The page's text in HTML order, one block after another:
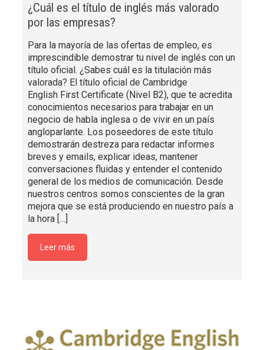
¿Cuál es el título de inglés más valorado
por las empresas?
Para la mayoría de las ofertas de empleo, es
imprescindible demostrar tu nivel de inglés con un
título oficial. ¿Sabes cuál es la titulación más
valorada? El título oficial de Cambridge
English First Certificate (Nivel B2), que te acredita
conocimientos necesarios para trabajar en un
negocio de habla inglesa o de vivir en un país
angloparlante. Los poseedores de este título
demostrarán destreza para redactar informes
breves y emails, explicar ideas, mantener
conversaciones fluidas y entender el contenido
general de los medios de comunicación. Desde
nuestros centros somos conscientes de la gran
mejora que se está produciendo en nuestro país a
la hora[…]
Leer más